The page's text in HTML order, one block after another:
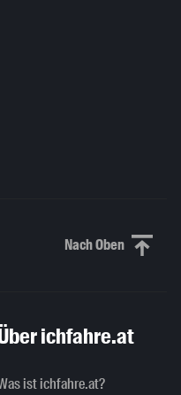
Nach ObenNach oben
ichfahre.at
ist ichfahre.at?